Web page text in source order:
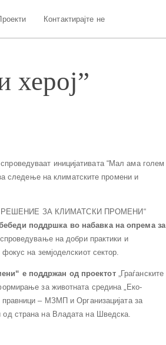
Контактирајте не
херој”
иницијативата “Мал ама голем
следење на климатските промени и
РЕШЕНИЕ ЗА КЛИМАТСКИ ПРОМЕНИ“
поддршка во набавка на опрема за
на добри практики и
на земјоделскиот сектор.
е поддржан од проектот „Граѓанските
за животната средина „Еко-
– МЗМП и Организацијата за
страна на Владата на Шведска.